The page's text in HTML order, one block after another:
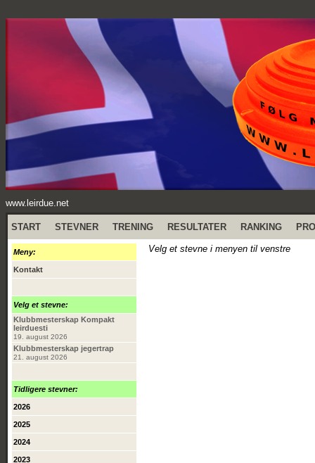
www.leirdue.net
START STEVNER TRENING RESULTATER RANKING
Meny:
Kontakt
Velg et stevne:
Klubbmesterskap Kompakt
leirduesti
19. august 2026
Klubbmesterskap jegertrap
21. august 2026
Tidligere stevner:
2026
2025
2024
2023
Velg et stevne i menyen til venstre